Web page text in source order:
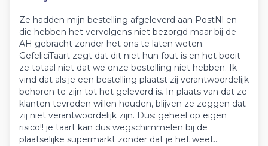
Ze hadden mijn bestelling afgeleverd aan PostNl en
die hebben het vervolgens niet bezorgd maar bij de
AH gebracht zonder het ons te laten weten.
GefeliciTaart zegt dat dit niet hun fout is en het boeit
ze totaal niet dat we onze bestelling niet hebben. Ik
vind dat als je een bestelling plaatst zij verantwoordelijk
behoren te zijn tot het geleverd is. In plaats van dat ze
klanten tevreden willen houden, blijven ze zeggen dat
zij niet verantwoordelijk zijn. Dus: geheel op eigen
risico!! je taart kan dus wegschimmelen bij de
plaatselijke supermarkt zonder dat je het weet....